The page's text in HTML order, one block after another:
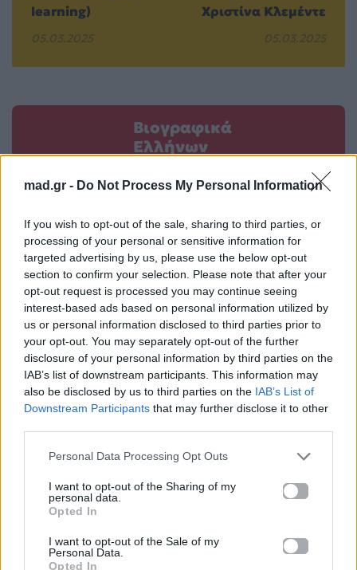
mad.gr - Do Not Process My Personal Information
If you wish to opt-out of the sale, sharing to third parties, or
processing of your personal or sensitive information for
targeted advertising by us, please use the below opt-out
section to confirm your selection. Please note that after your
opt-out request is processed you may continue seeing
interest-based ads based on personal information utilized by
us or personal information disclosed to third parties prior to
your opt-out. You may separately opt-out of the further
disclosure of your personal information by third parties on the
IAB’s list of downstream participants. This information may
also be disclosed by us to third parties on the IAB’s List of
Downstream Participants that may further disclose it to other
Personal Data Processing Opt Outs
I want to opt-out of the Sharing of my
personal data.
Opted In
I want to opt-out of the Sale of my
Personal Data.
Opted In
learning)
05.03.2025
Χριστίνα Κλεμέντε
05.03.2025
Βιογραφικά
Ελλήνων
με πληροφορίες για
και σημαντικές στιγμές
τους στην ελληνική
μουσική σκηνή
Δες επίσης
Life
Καλοκαίρι στην Αττική
με επιφυλάξεις – Ποιες
χαρακτηριστεί
ακατάλληλες
Life
Το πιο επικίνδυνο
Το ζευγάρι που